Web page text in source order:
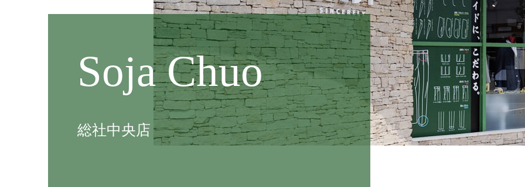
Soja Chuo
総社中央店